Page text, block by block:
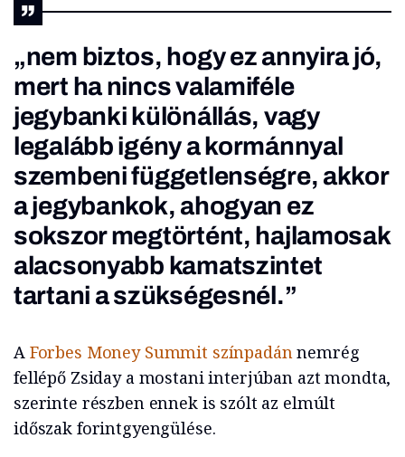
„nem biztos, hogy ez annyira jó,
mert ha nincs valamiféle
jegybanki különállás, vagy
legalább igény a kormánnyal
szembeni függetlenségre, akkor
a jegybankok, ahogyan ez
sokszor megtörtént, hajlamosak
alacsonyabb kamatszintet
tartani a szükségesnél.”
A Forbes Money Summit színpadánnemrég
fellépő Zsiday a mostani interjúban azt mondta,
szerinte részben ennek is szólt az elmúlt
időszak forintgyengülése.